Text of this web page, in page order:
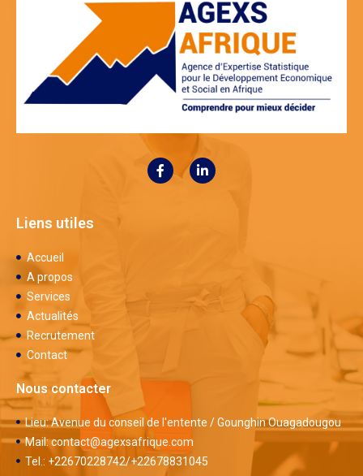
Liens utiles
Accueil
A propos
Services
Actualités
Recrutement
Contact
Nous contacter
Lieu: Avenue du conseil de l'entente / Gounghin Ouagadougou
Mail: contact@agexsafrique.com
Tel.: +22670228742/+22678831045